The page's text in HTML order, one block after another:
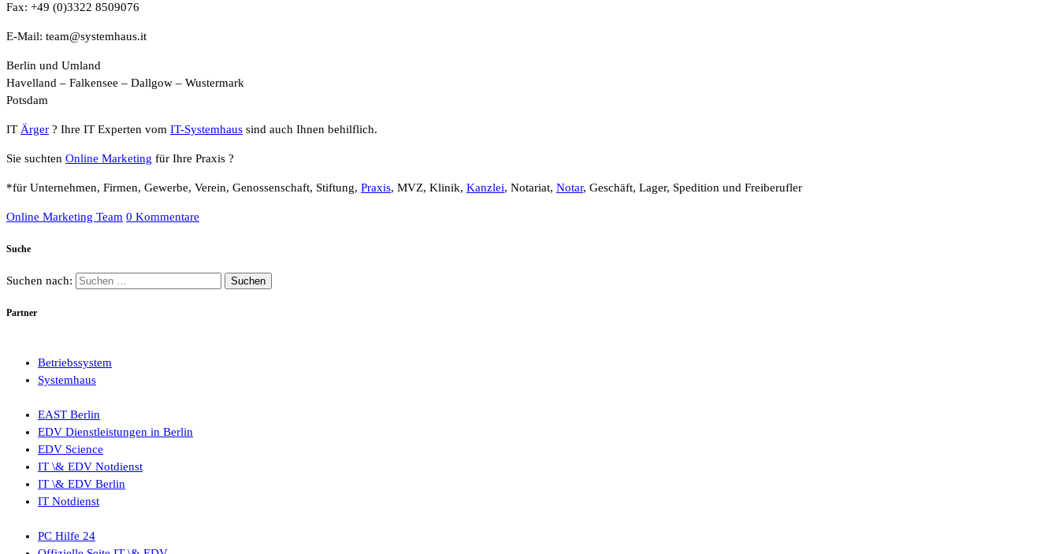
Fax: +49 (0)3322 8509076
E-Mail: team@systemhaus.it
Berlin und Umland
Havelland – Falkensee – Dallgow – Wustermark
Potsdam
IT Ärger ? Ihre IT Experten vom IT-Systemhaus sind auch Ihnen behilflich.
Sie suchten Online Marketing für Ihre Praxis ?
*für Unternehmen, Firmen, Gewerbe, Verein, Genossenschaft, Stiftung, Praxis, MVZ, Klinik, Kanzlei, Notariat, Notar, Geschäft, Lager, Spedition und Freiberufler
Online Marketing Team 0 Kommentare
Suche
Suchen nach:
Partner
Betriebssystem
Systemhaus
EAST Berlin
EDV Dienstleistungen in Berlin
EDV Science
IT \& EDV Notdienst
IT \& EDV Berlin
IT Notdienst
PC Hilfe 24